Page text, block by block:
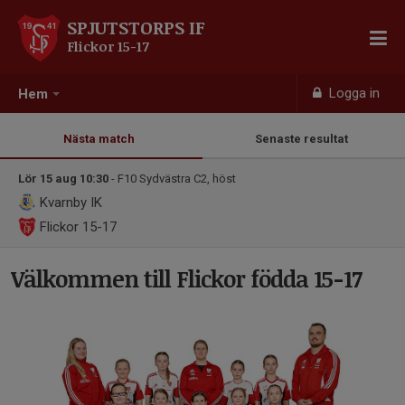
Hem Logga in
SPJUTSTORPS IF
Flickor 15-17
Nästa match Senaste resultat
Lör 15 aug 10:30 - F10 Sydvästra C2, höst
Kvarnby IK
Flickor 15-17
Välkommen till Flickor födda 15-17